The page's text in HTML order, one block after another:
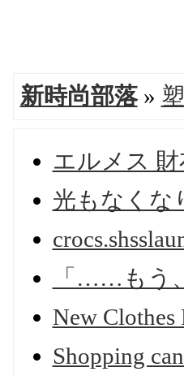
新時尚部落»
エルメス 財
光もなくな
「……もう
New Clothes
Shopping